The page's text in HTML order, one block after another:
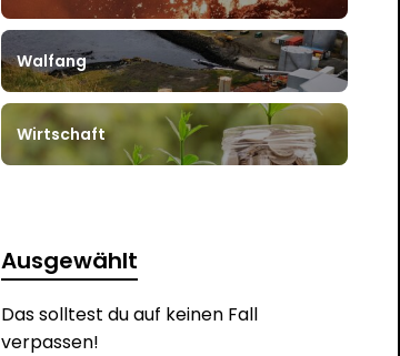
Walfang
Wirtschaft
Ausgewählt
Das solltest du auf keinen Fall
verpassen!